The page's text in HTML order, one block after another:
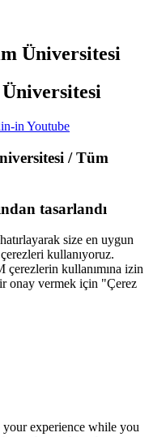
Üniversitesi
in Youtube
/ Tüm
tasarlandı
size en uygun
kullanıyoruz.
kullanımına izin
onay vermek için "Çerez
experience while you